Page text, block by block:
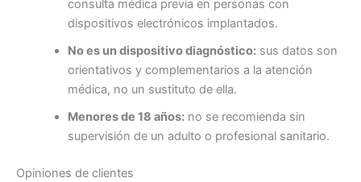
consulta médica previa en personas con
dispositivos electrónicos implantados.
No es un dispositivo diagnóstico:sus datos son
orientativos y complementarios a la atención
médica, no un sustituto de ella.
Menores de 18 años:no se recomienda sin
supervisión de un adulto o profesional sanitario.
Opiniones de clientes